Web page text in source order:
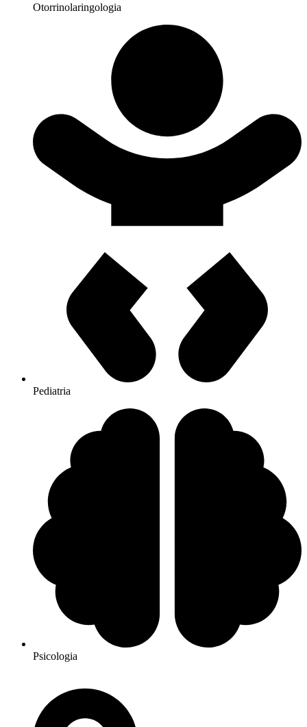
Otorrinolaringologia
Pediatria
Psicologia